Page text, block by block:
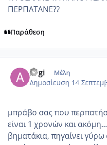
ΠΕΡΠΑΤΑΝΕ??
Παράθεση
Argi Μέλη
Δημοσίευση 14
μπράβο σας που
είναι 1 χρονών και
βηματάκια, πηγαίνει